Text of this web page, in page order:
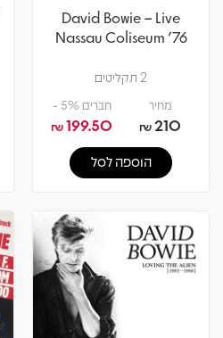
David Bowie – Live
Nassau Coliseum '76
2 תקליטים
מחיר
210
₪
חברים 5% -
199.50
₪
הוספה לסל